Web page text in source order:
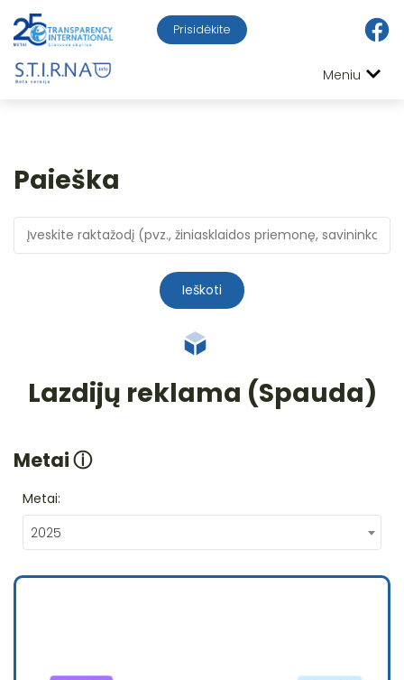
Prisidėkite
Meniu
Paieška
Ieškoti
Lazdijų reklama (Spauda)
Metaiⓘ
Metai:
2025